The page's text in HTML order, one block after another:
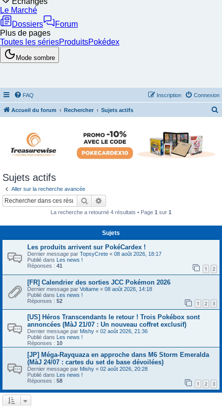
FAQ Connexion
Inscription
Accueil du forum Rechercher Sujets actifs
Sujets actifs
Aller sur la recherche avancée
Rechercher
La recherche a retourné 4 résultats • Page 1 sur 1
Sujets
Les produits arrivent sur PokéCardex !
Dernier message par TopsyCrete « 08 août 2026, 18:17
Publié dans Les news !
Réponses : 41 1 2
[FR] Calendrier des sorties JCC Pokémon 2026
Dernier message par Voltame « 08 août 2026, 14:18
Publié dans Les news !
Réponses : 52 1 2 3
[US] Héros Transcendants le retour ! Trois Pokébox sont
annoncées (MàJ 21/07 : Un nouveau coffret exclusif)
Dernier message par Mishy « 02 août 2026, 21:36
Publié dans Les news !
Réponses : 10
[JP] Méga-Rayquaza en approche dans M6 Storm Emeralda
(MàJ 24/07 : cartes du set de base dévoilées)
Dernier message par Mishy « 02 août 2026, 20:28
Publié dans Les news !
Réponses : 58 1 2 3